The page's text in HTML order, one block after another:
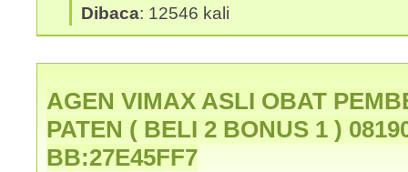
Dibaca: 12546 kali
AGEN VIMAX ASLI OBAT
PATEN ( BELI 2 BONUS 1 )
BB:27E45FF7